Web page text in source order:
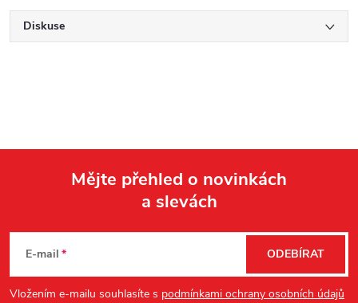
Diskuse
Mějte přehled o novinkách
a slevách
E-mail
Vložením e-mailu souhlasíte s podmínkami ochrany osobních údajů
ODEBÍRAT